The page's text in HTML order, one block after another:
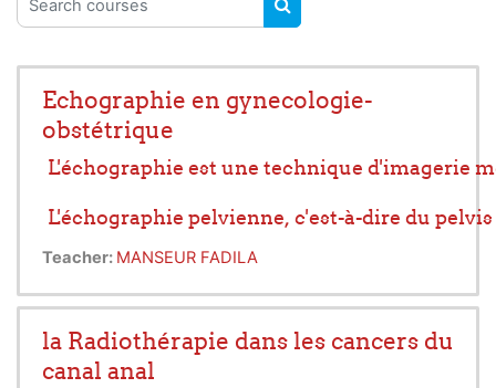
SEARCH COURSES
Echographie en gynecologie-
obstétrique
L'échographie est une technique d'imagerie
L'échographie pelvienne, c'est-à-dire du
L'échographie obstétricale permet d'étudier
Teacher: MANSEUR FADILA
la Radiothérapie dans les cancers du
canal anal